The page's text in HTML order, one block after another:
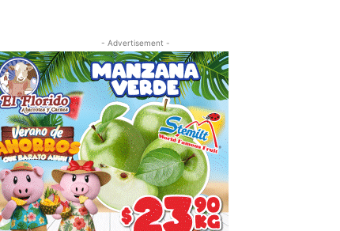
- Advertisement -